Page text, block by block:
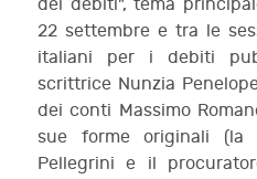
dei debiti", tema
22 settembre e tra le
italiani per i debiti
scrittrice Nunzia
dei conti Massimo
sue forme originali (la
Pellegrini e il